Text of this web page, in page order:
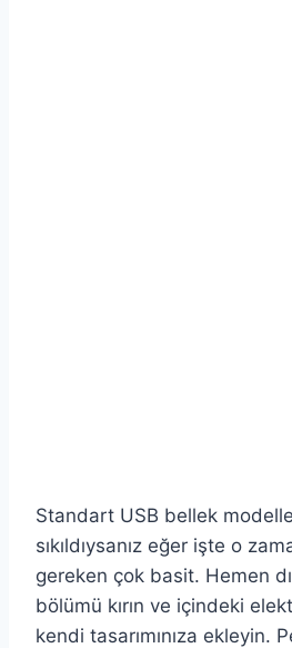
Standart USB bellek
sıkıldıysanız eğer işte o
gereken çok basit. Hemen
bölümü kırın ve içindeki
kendi tasarımınıza ekleyin.